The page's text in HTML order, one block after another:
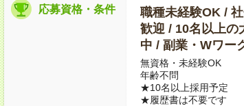
応募資格・条件
職種未経験OK /
歓迎 / 10名以上の
中 / 副業・Wワー
無資格・未経験OK
年齢不問
★10名以上採用予定
★履歴書は不要です